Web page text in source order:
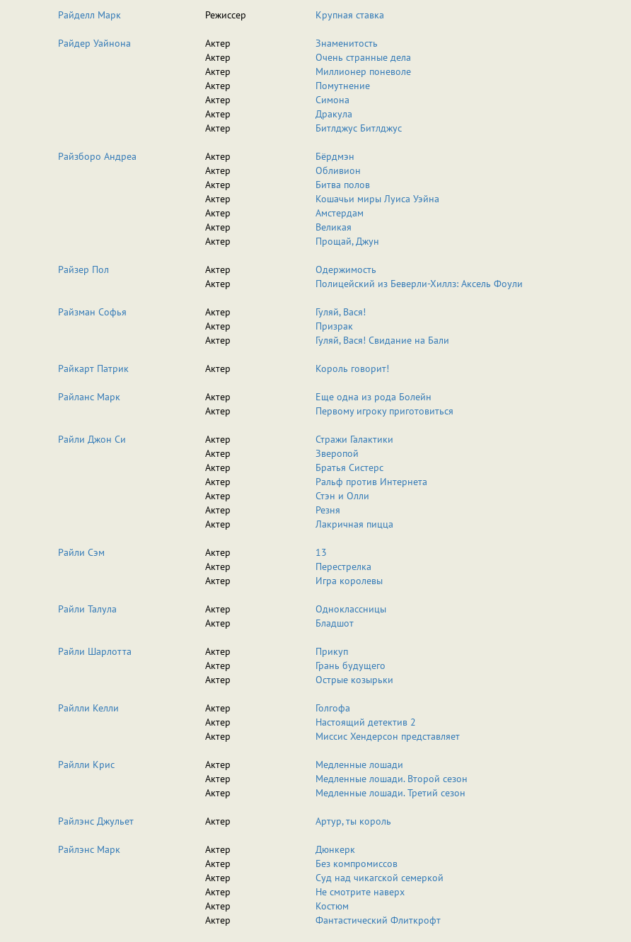
Райделл Марк Режиссер Крупная ставка
Райдер Уайнона Актер
Знаменитость
Актер
Очень странные дела
Актер
Миллионер поневоле
Актер
Помутнение
Актер
Симона
Актер
Дракула
Актер
Битлджус Битлджус
Райзборо Андреа Актер
Бёрдмэн
Актер
Обливион
Актер
Битва полов
Актер
Кошачьи миры Луиса Уэйна
Актер
Амстердам
Актер
Великая
Актер
Прощай, Джун
Райзер Пол Актер
Одержимость
Актер
Полицейский из Беверли-Хиллз: Аксель Фоули
Райзман Софья Актер
Гуляй, Вася!
Актер
Призрак
Актер
Гуляй, Вася! Свидание на Бали
Райкарт Патрик Актер Король говорит!
Райланс Марк Актер
Еще одна из рода Болейн
Актер
Первому игроку приготовиться
Райли Джон Си Актер
Стражи Галактики
Актер
Зверопой
Актер
Братья Систерс
Актер
Ральф против Интернета
Актер
Стэн и Олли
Актер
Резня
Актер
Лакричная пицца
Райли Сэм Актер
13
Актер
Перестрелка
Актер
Игра королевы
Райли Талула Актер
Одноклассницы
Актер
Бладшот
Райли Шарлотта Актер
Прикуп
Актер
Грань будущего
Актер
Острые козырьки
Райлли Келли Актер
Голгофа
Актер
Настоящий детектив 2
Актер
Миссис Хендерсон представляет
Райлли Крис Актер
Медленные лошади
Актер
Медленные лошади. Второй сезон
Актер
Медленные лошади. Третий сезон
Райлэнс Джульет Актер Артур, ты король
Райлэнс Марк Актер
Дюнкерк
Актер
Без компромиссов
Актер
Суд над чикагской семеркой
Актер
Не смотрите наверх
Актер
Костюм
Актер
Фантастический Флиткрофт